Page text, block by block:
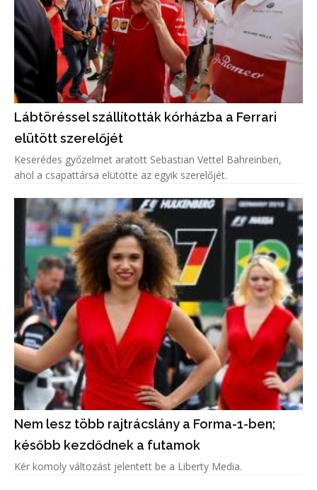
Lábtöréssel szállították kórházba a Ferrari
elütött szerelőjét
Keserédes győzelmet aratott Sebastian Vettel Bahreinben,
ahol a csapattársa elütötte az egyik szerelőjét.
Nem lesz több rajtrácslány a Forma-1-ben;
később kezdődnek a futamok
Kér komoly változást jelentett be a Liberty Media.